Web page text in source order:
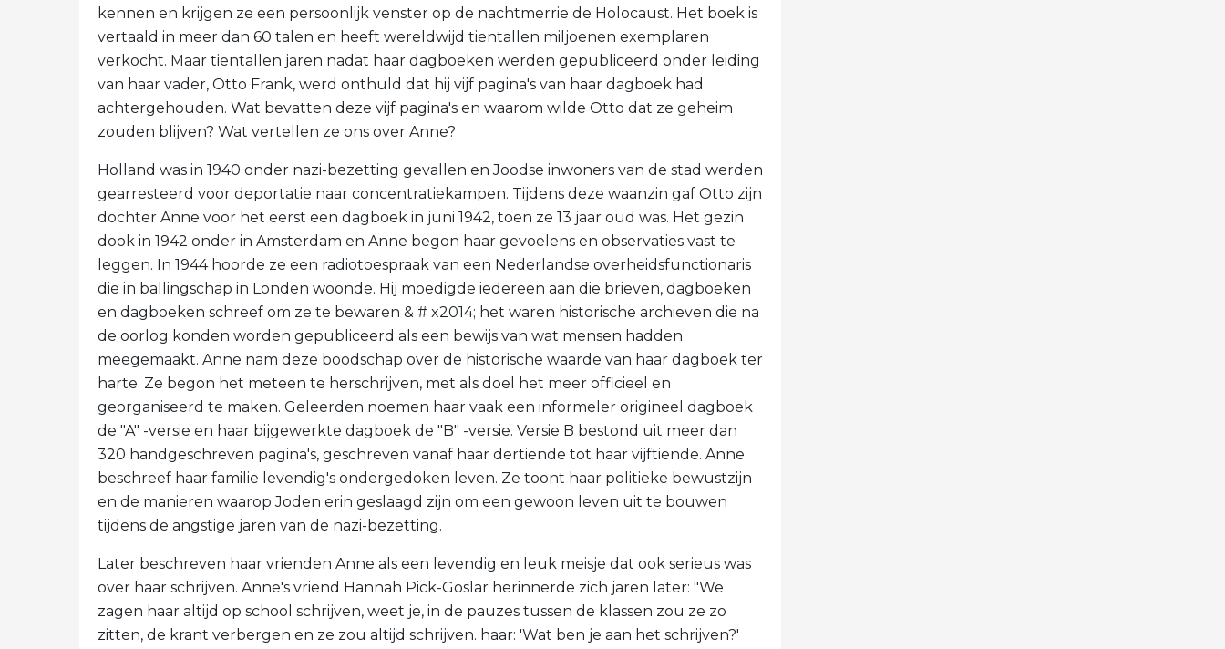
kennen en krijgen ze een persoonlijk venster op de nachtmerrie de Holocaust. Het boek is
vertaald in meer dan 60 talen en heeft wereldwijd tientallen miljoenen exemplaren
verkocht. Maar tientallen jaren nadat haar dagboeken werden gepubliceerd onder leiding
van haar vader, Otto Frank, werd onthuld dat hij vijf pagina's van haar dagboek had
achtergehouden. Wat bevatten deze vijf pagina's en waarom wilde Otto dat ze geheim
zouden blijven? Wat vertellen ze ons over Anne?
Holland was in 1940 onder nazi-bezetting gevallen en Joodse inwoners van de stad werden
gearresteerd voor deportatie naar concentratiekampen. Tijdens deze waanzin gaf Otto zijn
dochter Anne voor het eerst een dagboek in juni 1942, toen ze 13 jaar oud was. Het gezin
dook in 1942 onder in Amsterdam en Anne begon haar gevoelens en observaties vast te
leggen. In 1944 hoorde ze een radiotoespraak van een Nederlandse overheidsfunctionaris
die in ballingschap in Londen woonde. Hij moedigde iedereen aan die brieven, dagboeken
en dagboeken schreef om ze te bewaren & # x2014; het waren historische archieven die na
de oorlog konden worden gepubliceerd als een bewijs van wat mensen hadden
meegemaakt. Anne nam deze boodschap over de historische waarde van haar dagboek ter
harte. Ze begon het meteen te herschrijven, met als doel het meer officieel en
georganiseerd te maken. Geleerden noemen haar vaak een informeler origineel dagboek
de "A" -versie en haar bijgewerkte dagboek de "B" -versie. Versie B bestond uit meer dan
320 handgeschreven pagina's, geschreven vanaf haar dertiende tot haar vijftiende. Anne
beschreef haar familie levendig's ondergedoken leven. Ze toont haar politieke bewustzijn
en de manieren waarop Joden erin geslaagd zijn om een ​​gewoon leven uit te bouwen
tijdens de angstige jaren van de nazi-bezetting.
Later beschreven haar vrienden Anne als een levendig en leuk meisje dat ook serieus was
over haar schrijven. Anne's vriend Hannah Pick-Goslar herinnerde zich jaren later: "We
zagen haar altijd op school schrijven, weet je, in de pauzes tussen de klassen zou ze zo
zitten, de krant verbergen en ze zou altijd schrijven. haar: 'Wat ben je aan het schrijven?'